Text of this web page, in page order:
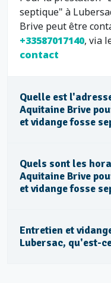
septique" à
Brive peut être
+33587017140, via
contact
Quelle est
Aquitaine Brive
et vidange fosse
Quels sont les
Aquitaine Brive
et vidange fosse
Entretien et
Lubersac, qu'est-